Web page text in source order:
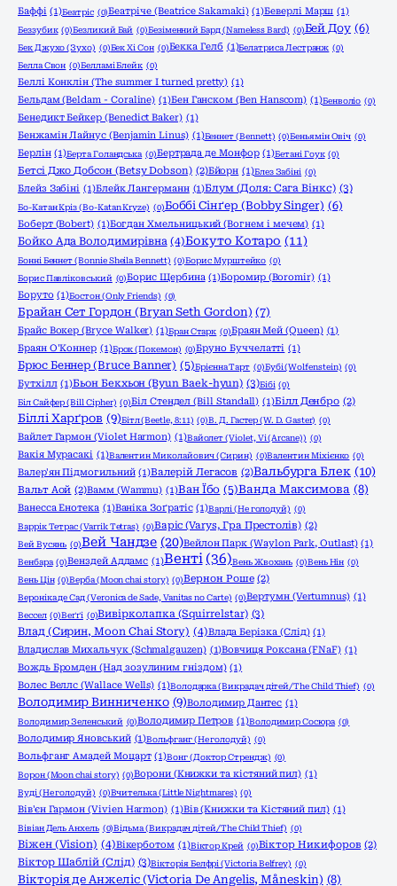
Баффі (1)Беатріс (0)Беатріче (Beatrice Sakamaki) (1)Беверлі Марш (1)
Беззубик (0)Безликий Бай (0)Безіменний Бард (Nameless Bard) (0)Бей Доу (6)
Бек Джухо (Зухо) (0)Бек Хі Сон (0)Бекка Гелб (1)Белатриса Лестранж (0)
Белла Свон (0)Белламі Блейк (0)
Беллі Конклін (The summer I turned pretty) (1)
Бельдам (Beldam - Coraline) (1)Бен Ганском (Ben Hanscom) (1)Бенволіо (0)
Бенедикт Бейкер (Benedict Baker) (1)
Бенжамін Лайнус (Benjamin Linus) (1)Беннет (Bennett) (0)Беньямін Овіч (0)
Берлін (1)Берта Голандська (0)Бертрада де Монфор (1)Бетані Гоук (0)
Бетсі Джо Добсон (Betsy Dobson) (2)Бйорн (1)Блез Забіні (0)
Блейз Забіні (1)Блейк Лангерманн (1)Блум (Доля: Сага Вінкс) (3)
Бо-Катан Кріз (Bo-Katan Kryze) (0)Боббі Сінґер (Bobby Singer) (6)
Боберт (Bobert) (1)Богдан Хмельницький (Вогнем і мечем) (1)
Бойко Ада Володимирівна (4)Бокуто Котаро (11)
Бонні Беннет (Bonnie Sheila Bennett) (0)Борис Мурштейко (0)
Борис Павліковський (0)Борис Щербина (1)Боромир (Boromir) (1)
Боруто (1)Бостон (Only Friends) (0)
Брайан Сет Гордон (Bryan Seth Gordon) (7)
Брайс Вокер (Bryce Walker) (1)Бран Старк (0)Браян Мей (Queen) (1)
Браян О'Коннер (1)Брок (Покемон) (0)Бруно Буччелатті (1)
Брюс Беннер (Bruce Banner) (5)Брієнна Тарт (0)Бубі (Wolfenstein) (0)
Бутхілл (1)Бьон Бекхьон (Byun Baek-hyun) (3)Бібі (0)
Біл Сайфер (Bill Cipher) (0)Біл Стендел (Bill Standall) (1)Білл Денбро (2)
Біллі Харґров (9)Бітл (Beetle, 8:11) (0)В. Д. Гастер (W. D. Gaster) (0)
Вайлет Гармон (Violet Harmon) (1)Вайолет (Violet, Vi (Arcane)) (0)
Вакія Мурасакі (1)Валентин Миколайович (Сирин) (0)Валентин Міхієнко (0)
Валер'ян Підмогильний (1)Валерій Легасов (2)Вальбурга Блек (10)
Вальт Аой (2)Вамм (Wammu) (1)Ван Їбо (5)Ванда Максимова (8)
Ванесса Енотека (1)Ваніка Зоґратіс (1)Варлі (Не голодуй) (0)
Варрік Тетрас (Varrik Tetras) (0)Варіс (Varys, Гра Престолів) (2)
Вей Вусянь (0)Вей Чандзе (20)Вейлон Парк (Waylon Park, Outlast) (1)
Венбара (0)Венздей Аддамс (1)Венті (36)Вень Жвохань (0)Вень Нін (0)
Вень Цін (0)Верба (Moon chai story) (0)Вернон Роше (2)
Вероніка де Сад (Veronica de Sade, Vanitas no Carte) (0)Вертумн (Vertumnus) (1)
Вессел (0)Веґґі (0)Вивірколапка (Squirrelstar) (3)
Влад (Сирин, Moon Chai Story) (4)Влада Берізка (Слід) (1)
Владислав Михальчук (Schmalgauzen) (1)Вовчиця Роксана (FNaF) (1)
Вождь Бромден (Над зозулиним гніздом) (1)
Волес Веллс (Wallace Wells) (1)Володарка (Викрадач дітей/The Child Thief) (0)
Володимир Винниченко (9)Володимир Дантес (1)
Володимир Зеленський (0)Володимир Петров (1)Володимир Сосюра (0)
Володимир Яновський (1)Вольфганг (Не голодуй) (0)
Вольфганг Амадей Моцарт (1)Вонг (Доктор Стрендж) (0)
Ворон (Moon chai story) (0)Ворони (Книжки та кістяний пил) (1)
Вуді (Не голодуй) (0)Вчителька (Little Nightmares) (0)
Вів'єн Гармон (Vivien Harmon) (1)Вів (Книжки та Кістяний пил) (1)
Вівіан Дель Анхель (0)Відьма (Викрадач дітей/The Child Thief) (0)
Віжен (Vision) (4)Вікерботом (1)Віктор Крей (0)Віктор Никифоров (2)
Віктор Шаблій (Слід) (3)Вікторія Белфрі (Victoria Belfrey) (0)
Вікторія де Анжеліс (Victoria De Angelis, Måneskin) (8)